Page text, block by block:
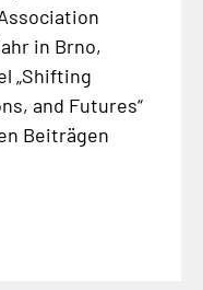
in Brno,
„Shifting
and Futures“
Beiträgen